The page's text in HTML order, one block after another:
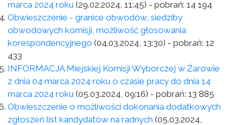
marca 2024 roku (29.02.2024, 11:45) - pobrań: 14 194
Obwieszczenie - granice obwodów, siedziby
obwodowych komisji, możliwość głosowania
korespondencyjnego (04.03.2024, 13:30) - pobrań: 12
433
INFORMACJA Miejskiej Komisji Wyborczej w Żarowie
z dnia 04 marca 2024 roku o czasie pracy do dnia 14
marca 2024 roku (05.03.2024, 09:16) - pobrań: 13 885
Obwieszczenie o możliwości dokonania dodatkowych
zgłoszeń list kandydatów na radnych (05.03.2024,